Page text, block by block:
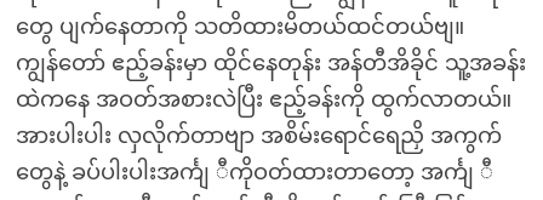
တွေ ပျက်နေတာကို သတိထားမိတယ်ထင်တယ်ဗျ။
ကျွန်တော် ဧည့်ခန်းမှာ ထိုင်နေတုန်း အန်တီအိခိုင် သူ့အခန်း
ထဲကနေ အဝတ်အစားလဲပြီး ဧည့်ခန်းကို ထွက်လာတယ်။
အားပါးပါး လှလိုက်တာဗျာ အစိမ်းရောင်ရေညှိ အကွက်
တွေနဲ့ ခပ်ပါးပါးအင်္ကျ ီကိုဝတ်ထားတာတော့ အင်္ကျ ီ